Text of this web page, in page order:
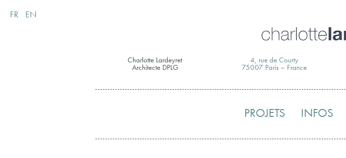
Skip
to
FR EN
Charlotte Lardeyret
Architecte DPLG
4, rue de Courty
75007 Paris – France
PROJETS INFOS